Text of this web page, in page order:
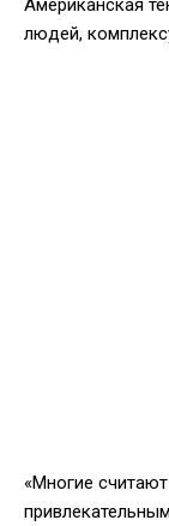
Американская
людей,
«Многие